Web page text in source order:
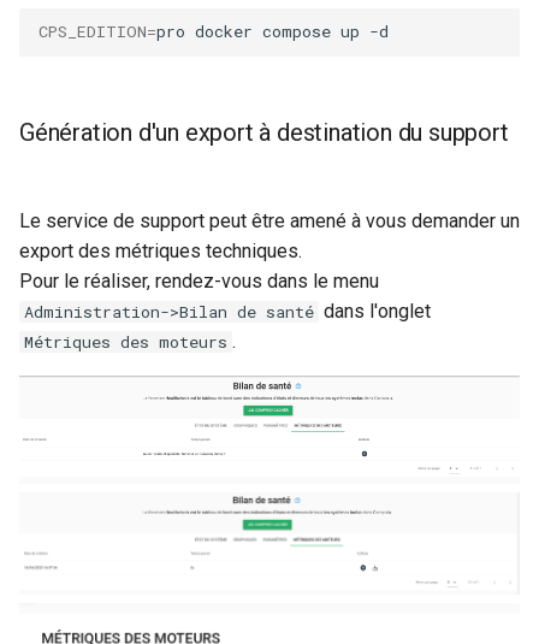
CPS_EDITION=pro docker compose up
Génération d'un export à destination du support
Le service de support peut être amené à vous demander un
export des métriques techniques.
Pour le réaliser, rendez-vous dans le menu
Administration->Bilan de santé dans l'onglet
Métriques des moteurs .